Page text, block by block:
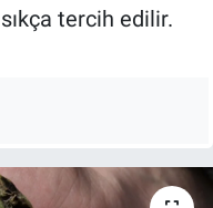
tercih edilir.